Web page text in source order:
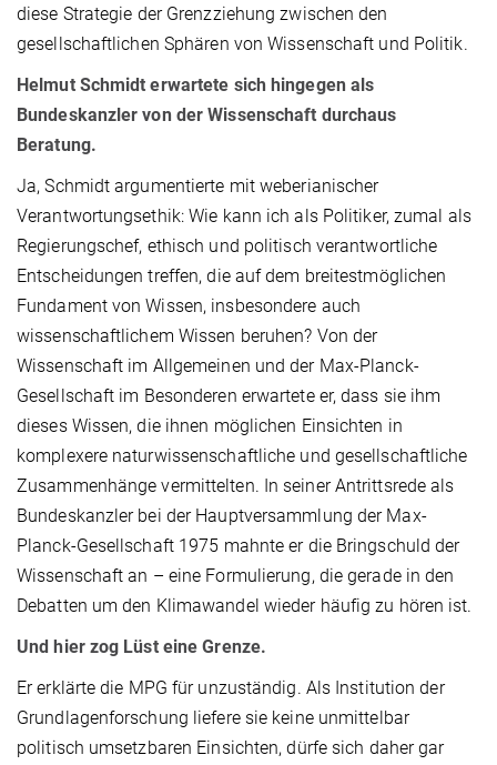
diese Strategie der Grenzziehung zwischen den
gesellschaftlichen Sphären von Wissenschaft und Politik.
Helmut Schmidt erwartete sich hingegen als
Bundeskanzler von der Wissenschaft durchaus
Beratung.
Ja, Schmidt argumentierte mit weberianischer
Verantwortungsethik: Wie kann ich als Politiker, zumal als
Regierungschef, ethisch und politisch verantwortliche
Entscheidungen treffen, die auf dem breitestmöglichen
Fundament von Wissen, insbesondere auch
wissenschaftlichem Wissen beruhen? Von der
Wissenschaft im Allgemeinen und der Max-Planck-
Gesellschaft im Besonderen erwartete er, dass sie ihm
dieses Wissen, die ihnen möglichen Einsichten in
komplexere naturwissenschaftliche und gesellschaftliche
Zusammenhänge vermittelten. In seiner Antrittsrede als
Bundeskanzler bei der Hauptversammlung der Max-
Planck-Gesellschaft 1975 mahnte er die Bringschuld der
Wissenschaft an – eine Formulierung, die gerade in den
Debatten um den Klimawandel wieder häufig zu hören ist.
Und hier zog Lüst eine Grenze.
Er erklärte die MPG für unzuständig. Als Institution der
Grundlagenforschung liefere sie keine unmittelbar
politisch umsetzbaren Einsichten, dürfe sich daher gar